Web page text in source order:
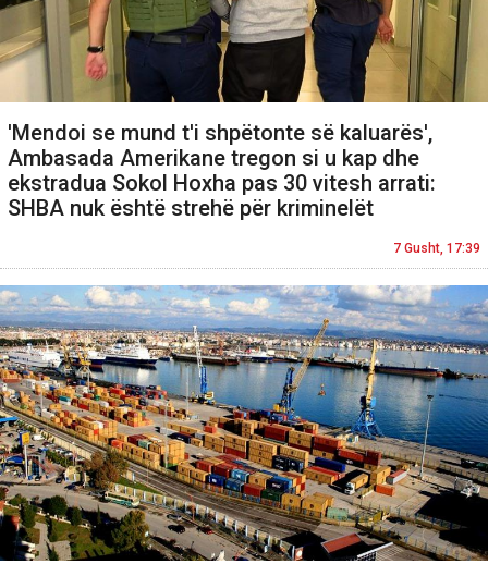
'Mendoi se mund t'i shpëtonte së kaluarës',
Ambasada Amerikane tregon si u kap dhe
ekstradua Sokol Hoxha pas 30 vitesh arrati:
SHBA nuk është strehë për kriminelët
7 Gusht, 17:39